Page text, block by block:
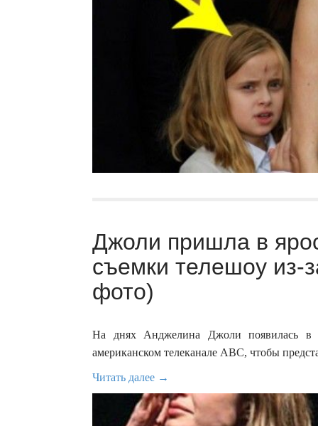
Джоли пришла в
съемки телешоу из-
фото)
На днях Анджелина Джоли появилась в
американском телеканале АВС, чтобы
Читать далее →